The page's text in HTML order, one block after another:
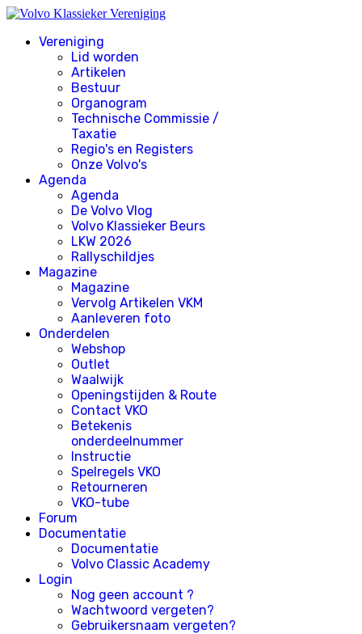
Vereniging
Lid worden
Artikelen
Bestuur
Organogram
Technische Commissie /
Taxatie
Regio's en Registers
Onze Volvo's
Agenda
Agenda
De Volvo Vlog
Volvo Klassieker Beurs
LKW 2026
Rallyschildjes
Magazine
Magazine
Vervolg Artikelen VKM
Aanleveren foto
Onderdelen
Webshop
Outlet
Waalwijk
Openingstijden & Route
Contact VKO
Betekenis
onderdeelnummer
Instructie
Spelregels VKO
Retourneren
VKO-tube
Forum
Documentatie
Documentatie
Volvo Classic Academy
Login
Nog geen account ?
Wachtwoord vergeten?
Gebruikersnaam vergeten?